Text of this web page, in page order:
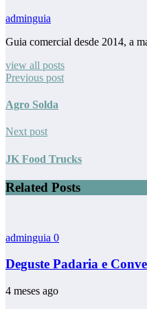
adminguia
Guia comercial desde 2014, a
view all posts
Previous post
Agro Solda
Next post
JK Food Trucks
Related Posts
adminguia 0
Deguste Padaria e
4 meses ago